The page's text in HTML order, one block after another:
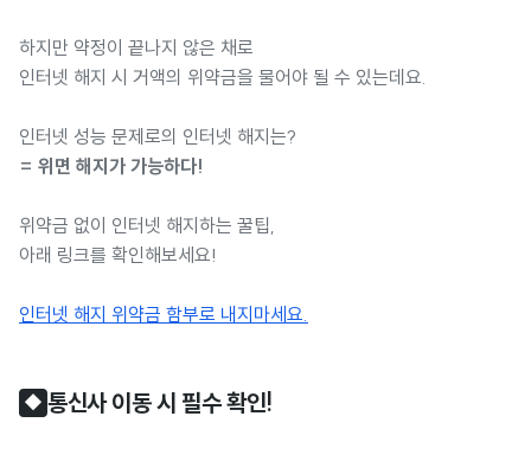
하지만 약정이 끝나지 않은 채로
인터넷 해지 시 거액의 위약금을 물어야 될 수 있는데요.
인터넷 성능 문제로의 인터넷 해지는?
= 위면 해지가 가능하다!
위약금 없이 인터넷 해지하는 꿀팁,
아래 링크를 확인해보세요!
인터넷 해지 위약금 함부로 내지마세요.
◆ 통신사 이동 시 필수 확인!